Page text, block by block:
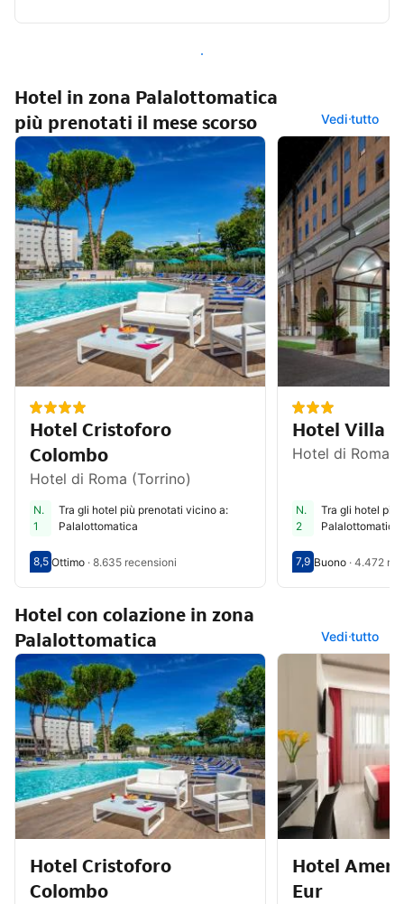
Cerca altre strutture vicino a "Palalottomatica"
Hotel in zona Palalottomatica
più prenotati il mese scorso
Vedi tutto
Hotel Cristoforo
Colombo
Hotel di Roma (Torrino)
N.
1Numero 1
Tra gli hotel più prenotati vicino a:
Palalottomatica
Valutazione degli ospiti su una scala da 1 a 10 8,5
8,5
Ottimo - Opinione degli ospiti precedenti, 8.635 recensioni
Ottimo · 8.635 recensioni
Hotel Villa
Hotel di Roma
N.
2
Numero 2
Tra gli hotel più
Palalottomatica
Valutazione degli
7,9
Buono - Opinione
Buono· 4.472
Hotel con colazione in zona
Palalottomatica
Vedi tutto
Hotel Cristoforo
Colombo
Hotel
Eur